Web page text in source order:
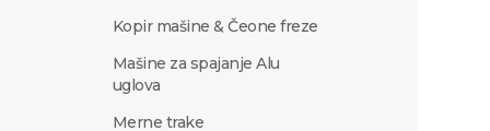
Kopir mašine & Čeone freze
Mašine za spajanje Alu
uglova
Merne trake